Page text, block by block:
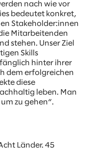
nach wie vor
bedeutet konkret,
Stakeholder:innen
Mitarbeitenden
stehen. Unser Ziel
Skills
hinter ihrer
dem erfolgreichen
diese
leben. Man
zu gehen“.
Länder. 45